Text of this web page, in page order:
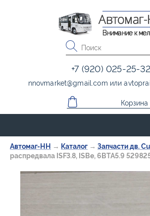
Автомаг-НН → Каталог → Запчасти дв.
распредвала ISF3.8, ISBe, 6BTA5.9
Внимание к
+7 (920) 025-25-32
nnovmarket@gmail.com или
Корзина